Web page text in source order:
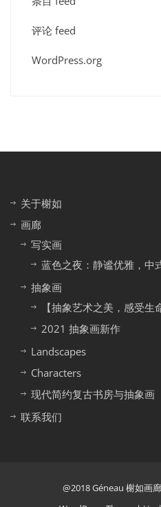
评论 feed
WordPress.org
关于榭如
画廊
写实画
蓝色之夜：静谧优雅，中
抽象画
【抽象艺术之美，感受生
2021 抽象画新作
Landscapes
Characters
现代简约复古书房与抽象画
联系我们
@2018 Géneau 榭如画